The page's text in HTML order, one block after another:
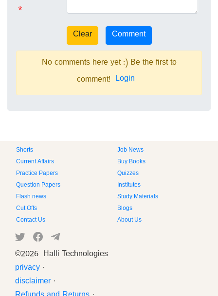
*
No comments here yet :) Be the first to
comment! Login
Shorts
Job News
Current Affairs
Buy Books
Practice Papers
Quizzes
Question Papers
Institutes
Flash news
Study Materials
Cut Offs
Blogs
Contact Us
About Us
©2026 Halli Technologies
privacy ·
disclaimer ·